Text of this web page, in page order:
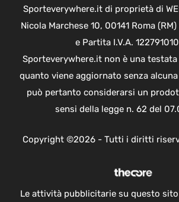
Sporteverywhere.it di proprietà di
Nicola Marchese 10, 00141 Roma
e Partita I.V.A.
Sporteverywhere.it non è una
quanto viene aggiornato senza
può pertanto considerarsi un
sensi della legge n. 62 del
Copyright ©2026 - Tutti i diritti
Le attività pubblicitarie su questo